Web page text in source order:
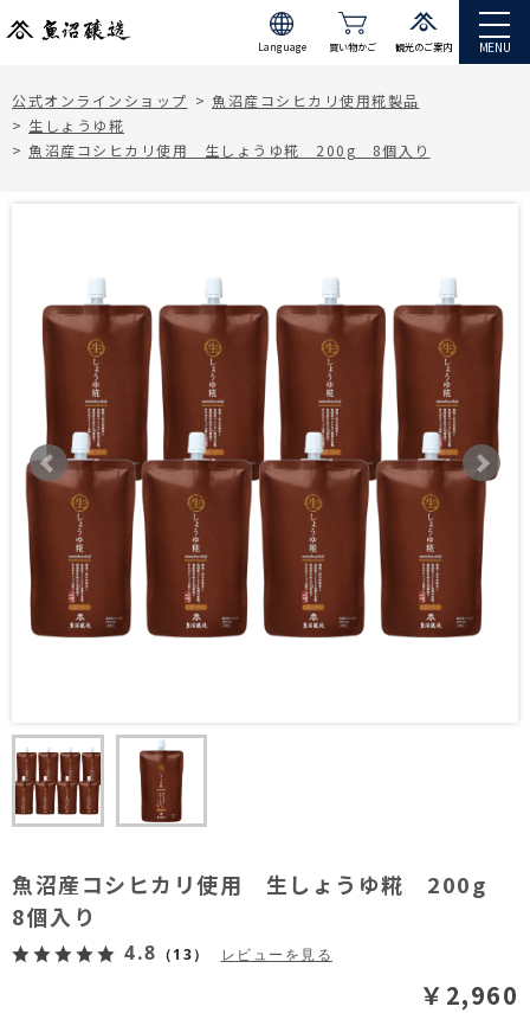
Language 買い物かご 観光のご案内 MENU
公式オンラインショップ > 魚沼産コシヒカリ使用糀製品
> 生しょうゆ糀
> 魚沼産コシヒカリ使用 生しょうゆ糀 200g 8個入り
魚沼産コシヒカリ使用 生しょうゆ糀 200g
8個入り
4.8 （13） レビューを見る
￥2,960